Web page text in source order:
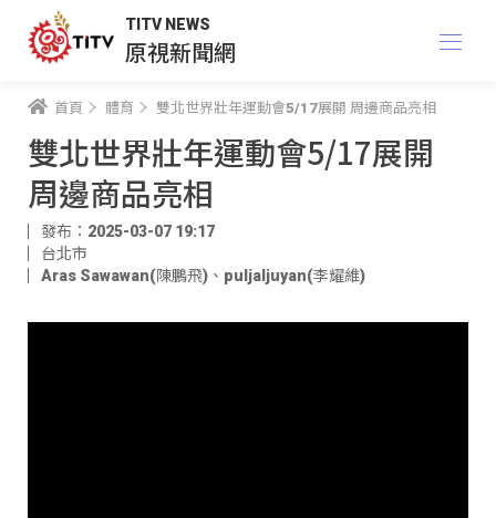
TITV NEWS
原視新聞網
首頁 體育 雙北世界壯年運動會5/17展開 周邊商品亮相
雙北世界壯年運動會5/17展開
周邊商品亮相
發布：2025-03-07 19:17
台北市
Aras Sawawan(陳鵬飛) 、 puljaljuyan(李耀維)